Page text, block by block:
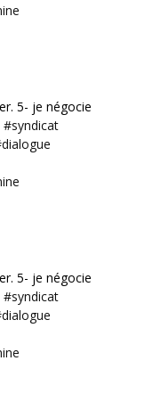
5- je négocie
#syndicat
5- je négocie
#syndicat